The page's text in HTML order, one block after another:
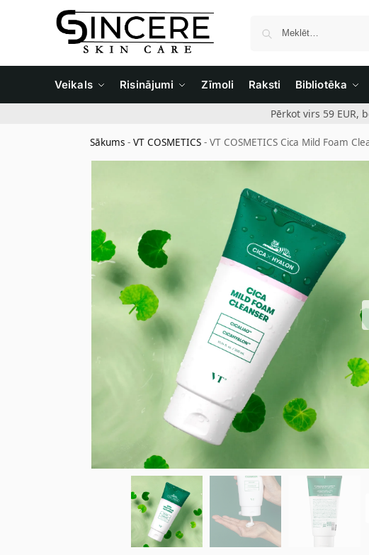
Veikals Risinājumi Zīmoli Raksti Bibliotēka
Pērkot virs 59 EUR,
Sākums -VT COSMETICS -VT COSMETICS Cica Mild Foam